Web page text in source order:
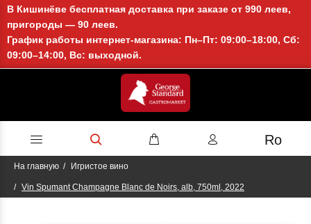
В Кишинёве бесплатная доставка при заказе от 990 леев,
пригороды — 90 леев.
График работы интернет-магазина: Пн–Пт: 09:00–18:00, Сб:
09:00–14:00, Вс: выходной.
Ro
На главную Игристое вино
Vin Spumant Champagne Blanc de Noirs, alb, 750ml, 2022